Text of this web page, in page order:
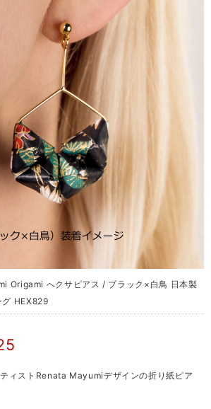
Origami へクサピアス / ブラック×白鳥 日本製
HEX829
ィストRenata Mayumiデザインの折り紙ピア